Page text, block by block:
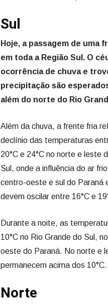
Sul
Hoje, a passagem de
em toda a Região Sul. O
ocorrência de chuva e
precipitação são
além do norte do Rio
Além da chuva, a frente fria
declínio das temperaturas
20°C e 24°C no norte e leste
Sul, onde a influência do ar
centro-oeste e sul do Paraná
devem oscilar entre 16°C e
Durante a noite, as
10°C no Rio Grande do Sul,
oeste do Paraná. No norte e
permanecem acima dos 10°C.
Norte